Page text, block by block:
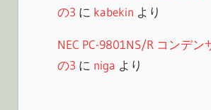
の3 に kabekin より
NEC PC-9801NS/R コンデン
の3 に niga より